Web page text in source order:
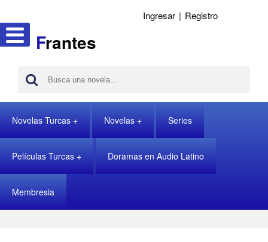
Frantes
Ingresar | Registro
Novelas Turcas Novelas Series
Películas Turcas Doramas en Audio Latino
Membresia